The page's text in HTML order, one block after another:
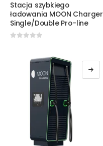
Stacja szybkiego
ładowania MOON Charger
Single/Double Pro-line